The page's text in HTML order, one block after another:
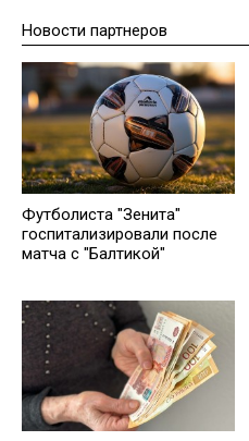
Новости партнеров
Футболиста "Зенита"
госпитализировали после
матча с "Балтикой"